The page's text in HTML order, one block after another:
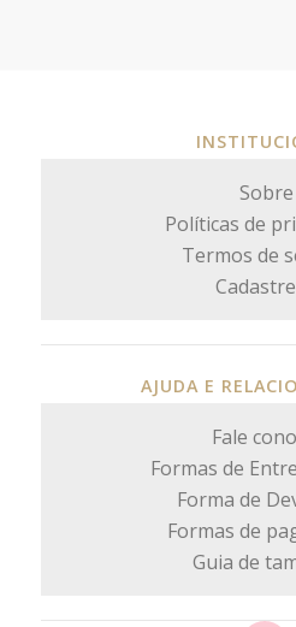
Sobre
Políticas de
Termos de
AJUDA E
Fale
Formas de
Forma de
Formas de
Guia de